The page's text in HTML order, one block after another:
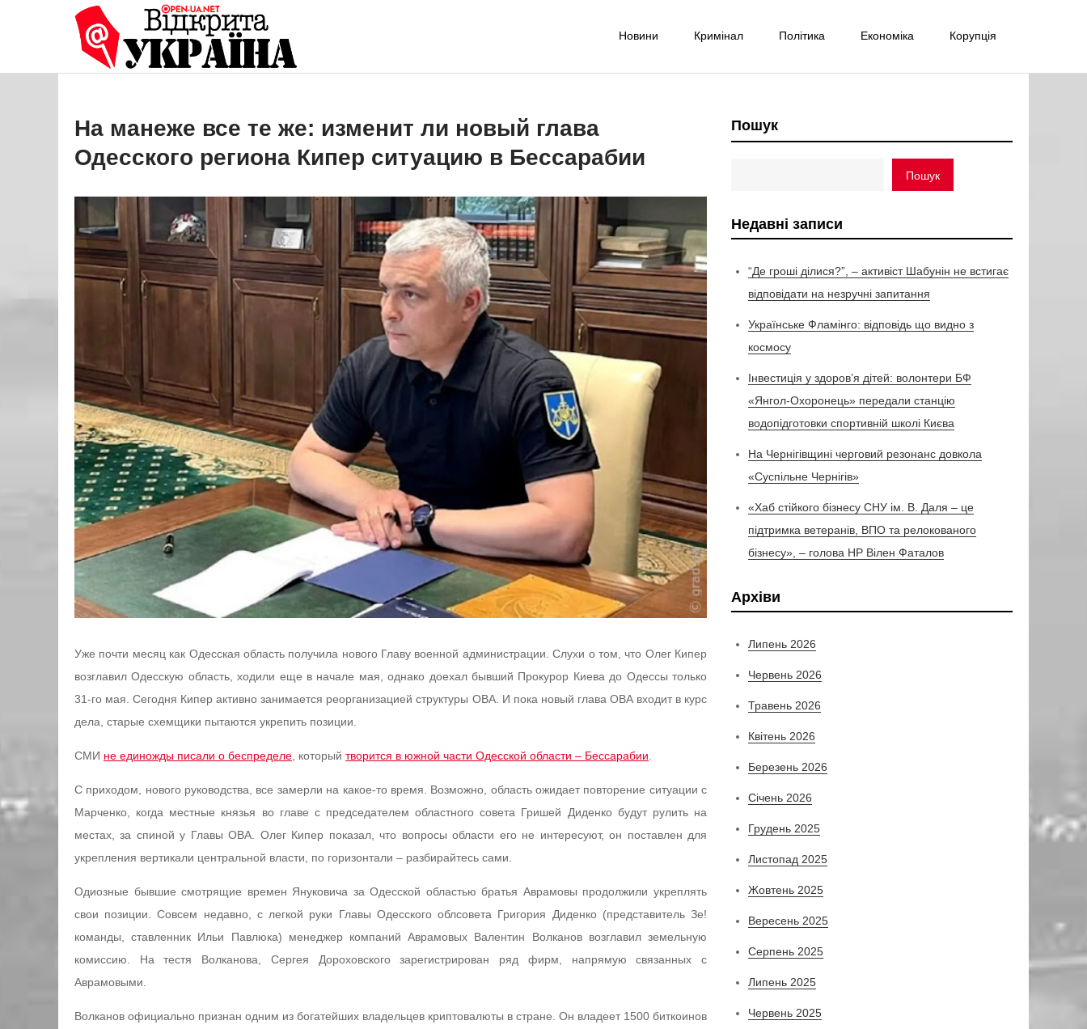
Новини Кримінал Політика Економіка Корупція
На манеже все те же: изменит ли новый глава
Одесского региона Кипер ситуацию в Бессарабии
Уже почти месяц как Одесская область получила нового Главу военной администрации. Слухи о том, что Олег Кипер
возглавил Одесскую область, ходили еще в начале мая, однако доехал бывший Прокурор Киева до Одессы только
31-го мая. Сегодня Кипер активно занимается реорганизацией структуры ОВА. И пока новый глава ОВА входит в курс
дела, старые схемщики пытаются укрепить позиции.
СМИ не единожды писали о беспределе , который творится в южной части Одесской области – Бессарабии
С приходом, нового руководства, все замерли на какое-то время. Возможно, область ожидает повторение ситуации с
Марченко, когда местные князья во главе с председателем областного совета Гришей Диденко будут рулить на
местах, за спиной у Главы ОВА. Олег Кипер показал, что вопросы области его не интересуют, он поставлен для
укрепления вертикали центральной власти, по горизонтали – разбирайтесь сами.
Одиозные бывшие смотрящие времен Януковича за Одесской областью братья Аврамовы продолжили укреплять
свои позиции. Совсем недавно, с легкой руки Главы Одесского облсовета Григория Диденко (представитель Зе!
команды, ставленник Ильи Павлюка) менеджер компаний Аврамовых Валентин Волканов возглавил земельную
комиссию. На тестя Волканова, Сергея Дороховского зарегистрирован ряд фирм, напрямую связанных с
Аврамовыми.
Волканов официально признан одним из богатейших владельцев криптовалюты в стране. Он владеет 1500 биткоинов
Пошук
Пошук
Недавні записи
“Де гроші ділися?”, – активіст Шабунін не встигає
відповідати на незручні запитання
Українське Фламінго: відповідь що видно з
космосу
Інвестиція у здоров’я дітей: волонтери БФ
«Янгол-Охоронець» передали станцію
водопідготовки спортивній школі Києва
На Чернігівщині черговий резонанс довкола
«Суспільне Чернігів»
«Хаб стійкого бізнесу СНУ ім. В. Даля – це
підтримка ветеранів, ВПО та релокованого
бізнесу», – голова НР Вілен Фаталов
Архіви
Липень 2026
Червень 2026
Травень 2026
Квітень 2026
Березень 2026
Січень 2026
Грудень 2025
Листопад 2025
Жовтень 2025
Вересень 2025
Серпень 2025
Липень 2025
Червень 2025